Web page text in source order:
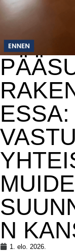
ESSA:
N
1. elo. 2026.